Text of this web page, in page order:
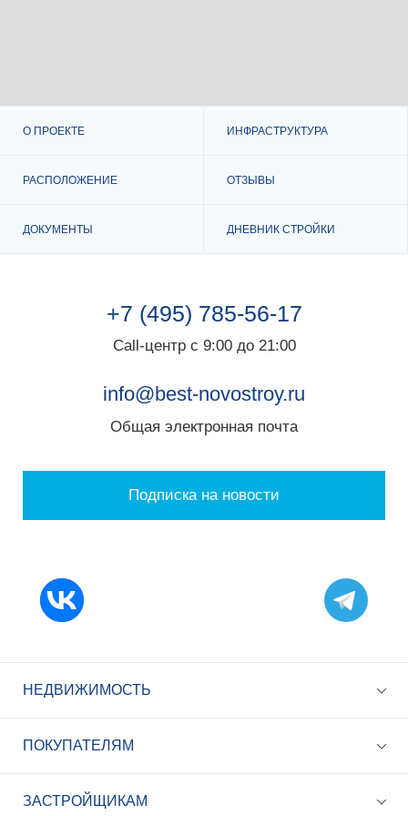
О ПРОЕКТЕ ИНФРАСТРУКТУРА
РАСПОЛОЖЕНИЕ ОТЗЫВЫ
ДОКУМЕНТЫ ДНЕВНИК СТРОЙКИ
+7 (495) 785-56-17
Call-центр с 9:00 до 21:00
info@best-novostroy.ru
Общая электронная почта
Подписка на новости
НЕДВИЖИМОСТЬ
ПОКУПАТЕЛЯМ
ЗАСТРОЙЩИКАМ